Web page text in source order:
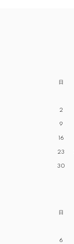
日
2
9
16
23
30
日
6